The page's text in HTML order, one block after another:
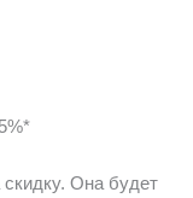
Она будет